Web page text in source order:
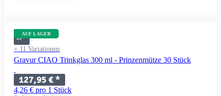
AUF LAGER
+ 11 Variationen
Gravur CIAO Trinkglas 300 ml - Prinzenmütze 30 Stück
127,95 €*
4,26 € pro 1 Stück